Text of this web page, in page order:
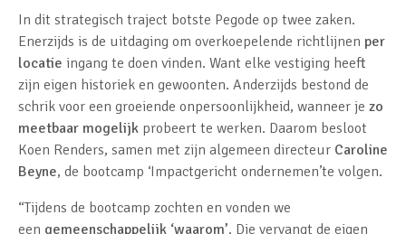
In dit strategisch traject botste Pegode op twee zaken.
Enerzijds is de uitdaging om overkoepelende richtlijnen per
locatie ingang te doen vinden. Want elke vestiging heeft
zijn eigen historiek en gewoonten. Anderzijds bestond de
schrik voor een groeiende onpersoonlijkheid, wanneer je zo
meetbaar mogelijk probeert te werken. Daarom besloot
Koen Renders, samen met zijn algemeen directeur Caroline
Beyne, de bootcamp ‘Impactgericht ondernemen’te volgen.
“Tijdens de bootcamp zochten en vonden we
een gemeenschappelijk ‘waarom’. Die vervangt de eigen